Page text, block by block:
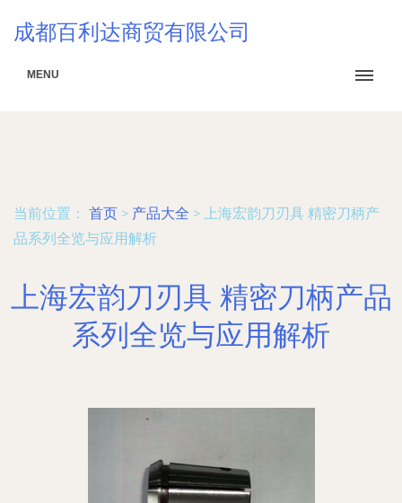
成都百利达商贸有限公司
MENU
当前位置： 首页 > 产品大全 > 上海宏韵刀刃具 精密刀柄产
品系列全览与应用解析
上海宏韵刀刃具 精密刀柄产品
系列全览与应用解析